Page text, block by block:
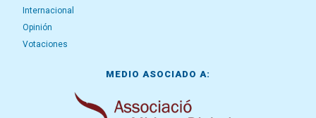
Internacional
Opinión
Votaciones
MEDIO ASOCIADO A: